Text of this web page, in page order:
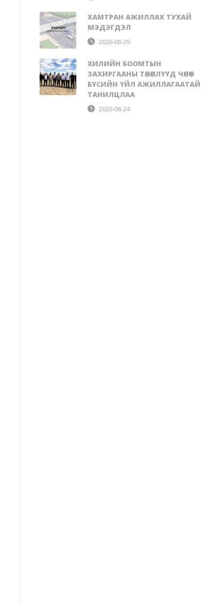
ХАМТРАН АЖИЛЛАХ ТУХАЙ
МЭДЭГДЭЛ
2026-06-29
ХИЛИЙН БООМТЫН
ЗАХИРГААНЫ ТӨЛӨӨЛЛҮҮД ЧӨЛӨӨТ
БҮСИЙН ҮЙЛ АЖИЛЛАГААТАЙ
ТАНИЛЦЛАА
2026-06-24